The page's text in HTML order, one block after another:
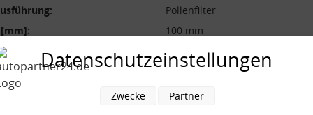
Pollenfilter
100 mm
37 mm
[mm]:
227 mm
Datenschutzeinstellungen
Zwecke Partner